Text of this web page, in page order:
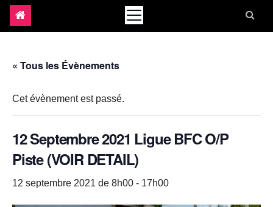
« Tous les Évènements
Cet évènement est passé.
12 Septembre 2021 Ligue BFC O/P
Piste (VOIR DETAIL)
12 septembre 2021 de 8h00 - 17h00